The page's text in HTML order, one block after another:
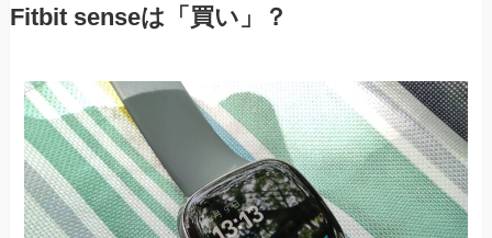
Fitbit senseは「買い」？